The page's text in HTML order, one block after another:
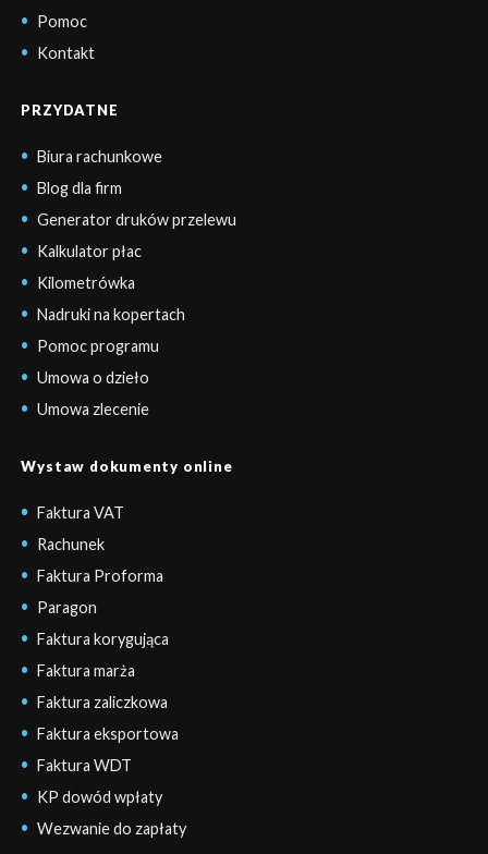
Pomoc
Kontakt
PRZYDATNE
Biura rachunkowe
Blog dla firm
Generator druków przelewu
Kalkulator płac
Kilometrówka
Nadruki na kopertach
Pomoc programu
Umowa o dzieło
Umowa zlecenie
Wystaw dokumenty online
Faktura VAT
Rachunek
Faktura Proforma
Paragon
Faktura korygująca
Faktura marża
Faktura zaliczkowa
Faktura eksportowa
Faktura WDT
KP dowód wpłaty
Wezwanie do zapłaty